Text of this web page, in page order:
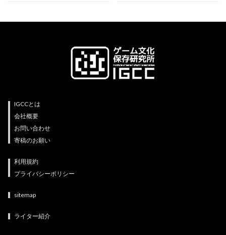
IGCCとは
会社概要
お問い合わせ
寄稿のお願い
利用規約
プライバシーポリシー
sitemap
ライター紹介